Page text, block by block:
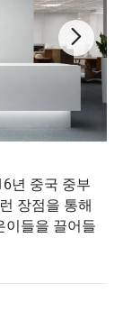
년 중국 중부
장점을 통해
이들을 끌어들
기업을 위한
전 세계 하이
왔습니다.